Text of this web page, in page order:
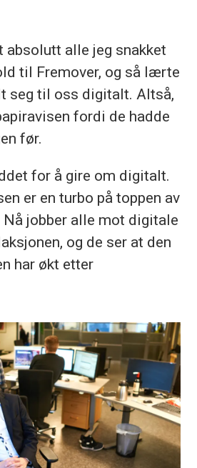
alle jeg snakket
til Fremover, og så lærte
seg til oss digitalt. Altså,
fordi de hadde
før.
for å gire om digitalt.
er en turbo på toppen av
jobber alle mot digitale
og de ser at den
har økt etter